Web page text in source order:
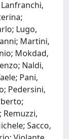
Lugo,
Martini,
Mokdad,
Naldi,
Pani,
Pedersini,
Sacco,